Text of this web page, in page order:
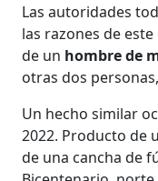
Las autoridades
las razones de
de un hombre de
otras dos
Un hecho similar
2022. Producto de
de una cancha de